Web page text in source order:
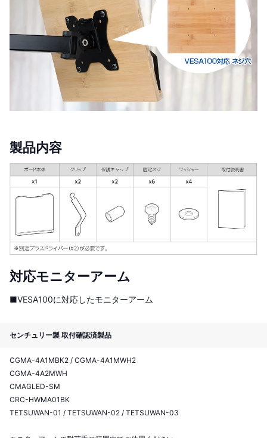
製品内容
対応モニターアーム
■VESA100に対応したモニターアーム
センチュリー製 取付確認済製品
CGMA-4A1MBK2 / CGMA-4A1MWH2
CGMA-4A2MWH
CMAGLED-SM
CRC-HWMA01BK
TETSUWAN-01 / TETSUWAN-02 / TETSUWAN-03